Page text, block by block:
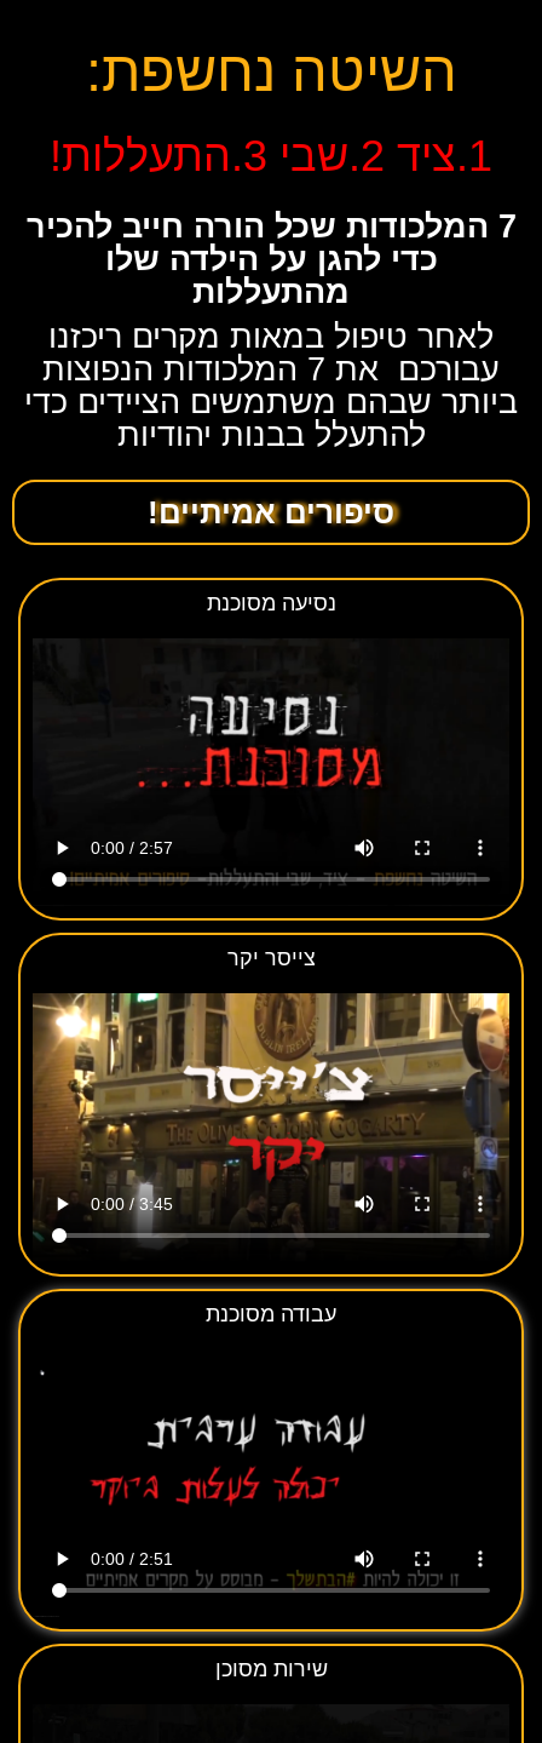
השיטה נחשפת:
1.ציד 2.שבי 3.התעללות!
7 המלכודות שכל הורה חייב להכיר
כדי להגן על הילדה שלו
מהתעללות
לאחר טיפול במאות מקרים ריכזנו
עבורכם את 7 המלכודות הנפוצות
ביותר שבהם משתמשים הציידים כדי
להתעלל בבנות יהודיות
סיפורים אמיתיים!
נסיעה מסוכנת
צייסר יקר
עבודה מסוכנת
שירות מסוכן